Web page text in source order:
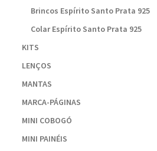
Brincos Espírito Santo Prata 925
Colar Espírito Santo Prata 925
KITS
LENÇOS
MANTAS
MARCA-PÁGINAS
MINI COBOGÓ
MINI PAINÉIS